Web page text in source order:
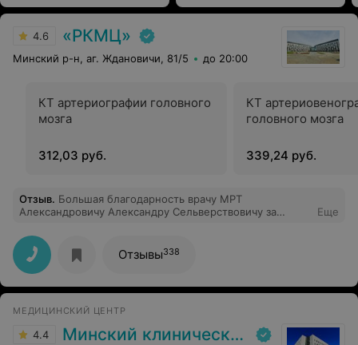
4.6 «РКМЦ»
Минский р-н, аг. Ждановичи, 81/5 до 20:00
КТ артериографии головного
мозга
312,03 руб.
КТ
головного мозга
339,24 руб.
Отзыв. Большая благодарность врачу МРТ
Александровичу Александру Сельверствовичу за
пациентам. Большое спасибо!
Еще
Отзывы338
МЕДИЦИНСКИЙ ЦЕНТР
4.4 Минский клинический консультативно-диагностический центр